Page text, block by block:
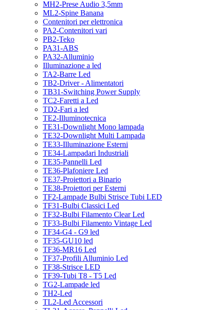
MH2-Prese Audio 3,5mm
ML2-Spine Banana
Contenitori per elettronica
PA2-Contenitori vari
PB2-Teko
PA31-ABS
PA32-Alluminio
Illuminazione a led
TA2-Barre Led
TB2-Driver - Alimentatori
TB31-Switching Power Supply
TC2-Faretti a Led
TD2-Fari a led
TE2-Illuminotecnica
TE31-Downlight Mono lampada
TE32-Downlight Multi Lampada
TE33-Illuminazione Esterni
TE34-Lampadari Industriali
TE35-Pannelli Led
TE36-Plafoniere Led
TE37-Proiettori a Binario
TE38-Proiettori per Esterni
TF2-Lampade Bulbi Strisce Tubi LED
TF31-Bulbi Classici Led
TF32-Bulbi Filamento Clear Led
TF33-Bulbi Filamento Vintage Led
TF34-G4 - G9 led
TF35-GU10 led
TF36-MR16 Led
TF37-Profili Alluminio Led
TF38-Strisce LED
TF39-Tubi T8 - T5 Led
TG2-Lampade led
TH2-Led
TL2-Led Accessori